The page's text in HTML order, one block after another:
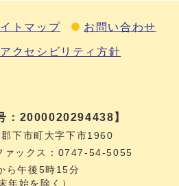
トマップ お問い合わせ
クセシビリティ方針
：2000020294438】
下市町大字下市1960
ァックス：0747‐54‐5055
ら午後5時15分
年始を除く）